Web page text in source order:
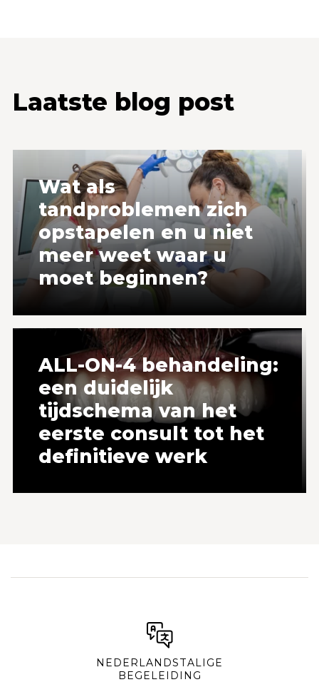
Laatste blog post
Wat als
tandproblemen zich
opstapelen en u niet
meer weet waar u
moet beginnen?
ALL-ON-4 behandeling:
een duidelijk
tijdschema van het
eerste consult tot het
definitieve werk
NEDERLANDSTALIGE
BEGELEIDING